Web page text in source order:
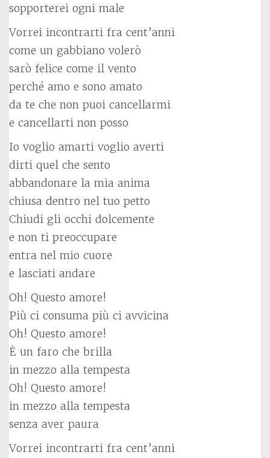
sopporterei ogni male
Vorrei incontrarti fra cent’anni
come un gabbiano volerò
sarò felice come il vento
perché amo e sono amato
da te che non puoi cancellarmi
e cancellarti non posso
Io voglio amarti voglio averti
dirti quel che sento
abbandonare la mia anima
chiusa dentro nel tuo petto
Chiudi gli occhi dolcemente
e non ti preoccupare
entra nel mio cuore
e lasciati andare
Oh! Questo amore!
Più ci consuma più ci avvicina
Oh! Questo amore!
È un faro che brilla
in mezzo alla tempesta
Oh! Questo amore!
in mezzo alla tempesta
senza aver paura
Vorrei incontrarti fra cent’anni